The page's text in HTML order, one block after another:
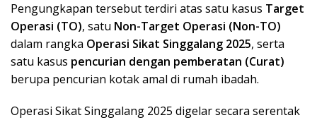
Pengungkapan tersebut terdiri atas satu kasus Target
Operasi (TO), satu Non-Target Operasi (Non-TO)
dalam rangka Operasi Sikat Singgalang 2025, serta
satu kasus pencurian dengan pemberatan (Curat)
berupa pencurian kotak amal di rumah ibadah.
Operasi Sikat Singgalang 2025 digelar secara serentak